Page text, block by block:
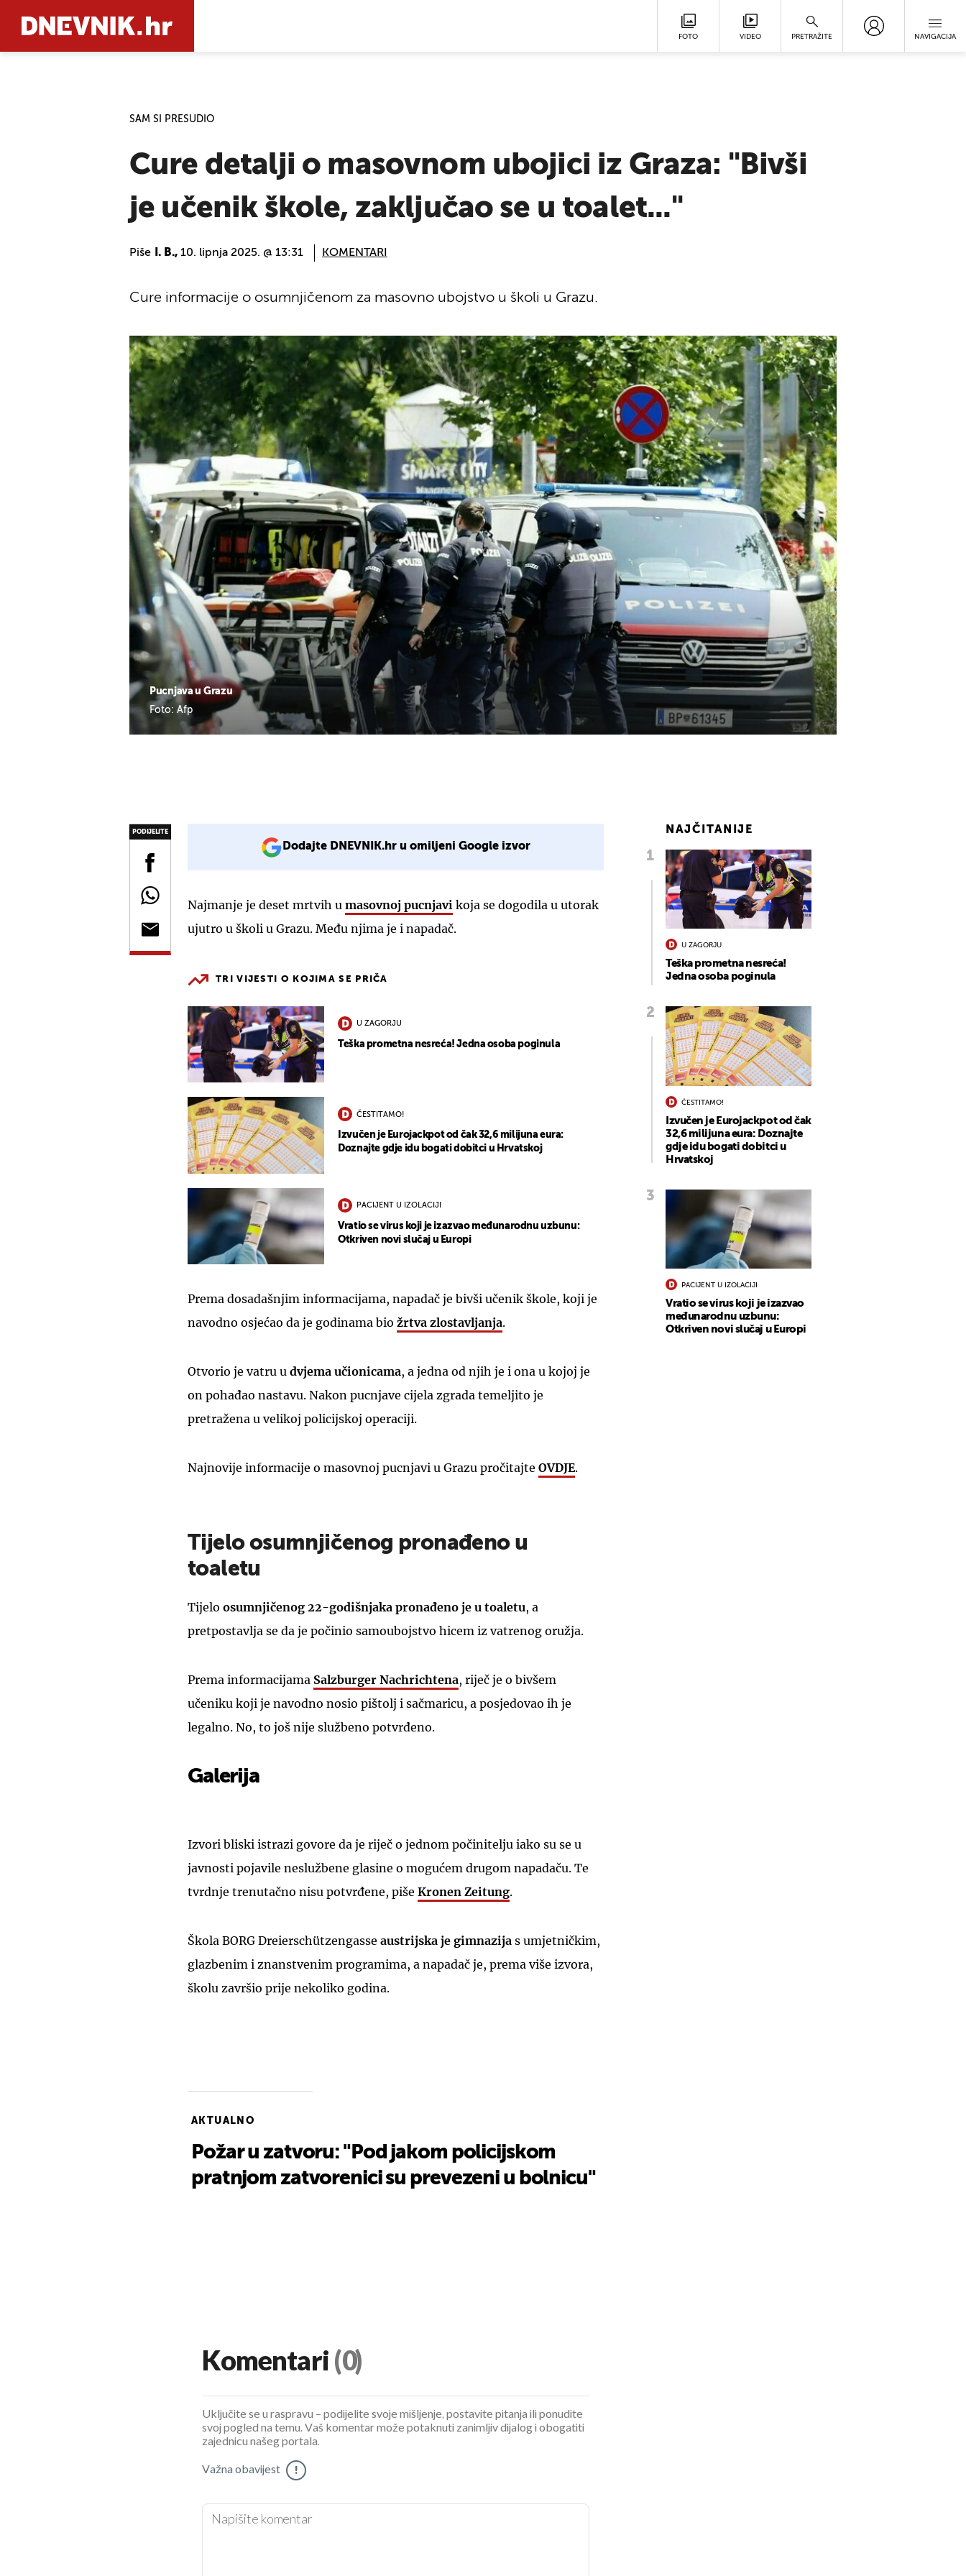
FOTO VIDEO PRETRAŽITE NAVIGACIJA
SAM SI PRESUDIO
Cure detalji o masovnom ubojici iz Graza: "Bivši
je učenik škole, zaključao se u toalet..."
Piše I. B., 10. lipnja 2025. @ 13:31 KOMENTARI
Pucnjava u Grazu
Foto: Afp
Cure informacije o osumnjičenom za masovno ubojstvo u školi u Grazu.
PODIJELITE
Dodajte DNEVNIK.hr u omiljeni Google izvor
Najmanje je deset mrtvih u masovnoj pucnjavi koja se dogodila u utorak
ujutro u školi u Grazu. Među njima je i napadač.
TRI VIJESTI O KOJIMA SE PRIČA
U ZAGORJU
Teška prometna nesreća! Jedna osoba poginula
ČESTITAMO!
Izvučen je Eurojackpot od čak 32,6 milijuna eura:
Doznajte gdje idu bogati dobitci u Hrvatskoj
PACIJENT U IZOLACIJI
Vratio se virus koji je izazvao međunarodnu uzbunu:
Otkriven novi slučaj u Europi
Prema dosadašnjim informacijama, napadač je bivši učenik škole, koji je
navodno osjećao da je godinama bio žrtva zlostavljanja.
Otvorio je vatru u dvjema učionicama, a jedna od njih je i ona u kojoj je
on pohađao nastavu. Nakon pucnjave cijela zgrada temeljito je
pretražena u velikoj policijskoj operaciji.
Najnovije informacije o masovnoj pucnjavi u Grazu pročitajte OVDJE.
Tijelo osumnjičenog pronađeno u
toaletu
Tijelo osumnjičenog 22-godišnjaka pronađeno je u toaletu, a
pretpostavlja se da je počinio samoubojstvo hicem iz vatrenog oružja.
Prema informacijama Salzburger Nachrichtena, riječ je o bivšem
učeniku koji je navodno nosio pištolj i sačmaricu, a posjedovao ih je
legalno. No, to još nije službeno potvrđeno.
Galerija
Izvori bliski istrazi govore da je riječ o jednom počinitelju iako su se u
javnosti pojavile neslužbene glasine o mogućem drugom napadaču. Te
tvrdnje trenutačno nisu potvrđene, piše Kronen Zeitung.
Škola BORG Dreierschützengasse austrijska je gimnazija s umjetničkim,
glazbenim i znanstvenim programima, a napadač je, prema više izvora,
školu završio prije nekoliko godina.
AKTUALNO
Požar u zatvoru: "Pod jakom policijskom
pratnjom zatvorenici su prevezeni u bolnicu"
NAJČITANIJE
U ZAGORJU
Teška prometna nesreća!
Jedna osoba poginula
ČESTITAMO!
Izvučen je Eurojackpot od čak
32,6 milijuna eura: Doznajte
gdje idu bogati dobitci u
Hrvatskoj
PACIJENT U IZOLACIJI
Vratio se virus koji je izazvao
međunarodnu uzbunu:
Otkriven novi slučaj u Europi
Komentari (0)
Uključite se u raspravu – podijelite svoje mišljenje, postavite pitanja ili ponudite
svoj pogled na temu. Vaš komentar može potaknuti zanimljiv dijalog i obogatiti
zajednicu našeg portala.
Važna obavijest !
UKLJUČITE NOTIFIKACIJE